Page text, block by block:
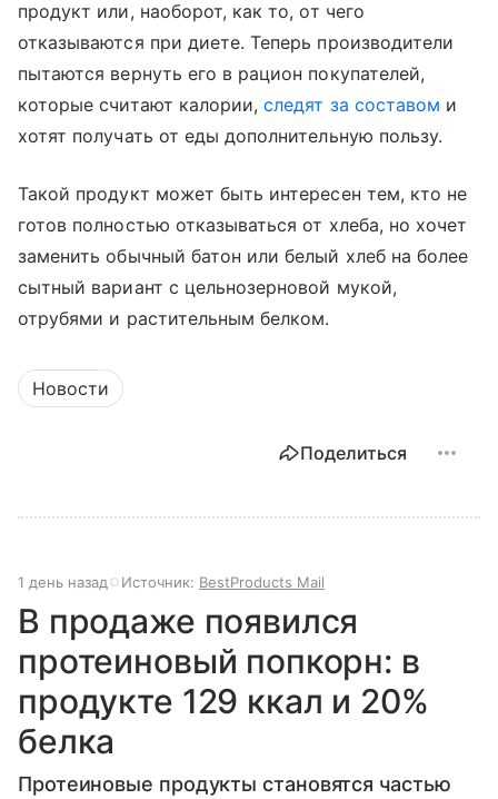
продукт или, наоборот, как то, от чего
отказываются при диете. Теперь производители
пытаются вернуть его в рацион покупателей,
которые считают калории,следят за составом и
хотят получать от еды дополнительную пользу.
Такой продукт может быть интересен тем, кто не
готов полностью отказываться от хлеба, но хочет
заменить обычный батон или белый хлеб на более
сытный вариант с цельнозерновой мукой,
отрубями и растительным белком.
Новости
Поделиться
1 день назад Источник: BestProducts Mail
В продаже появился
протеиновый попкорн: в
продукте 129 ккал и 20%
белка
Протеиновые продукты становятся частью